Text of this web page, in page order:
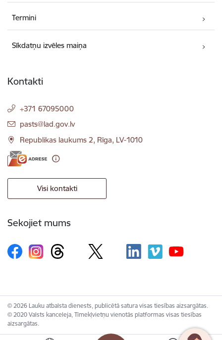
Termini
Sīkdatņu izvēles maiņa
Kontakti
+371 67095000
E-pasts:
pasts@lad.gov.lv
Republikas laukums 2, Rīga, LV-1010
Visi kontakti
Sekojiet mums
© 2026 Lauku atbalsta dienests, publicētā satura visas tiesības aizsargātas.
© 2020 Valsts kanceleja, Tīmekļvietņu vienotās platformas visas tiesības
aizsargātas.